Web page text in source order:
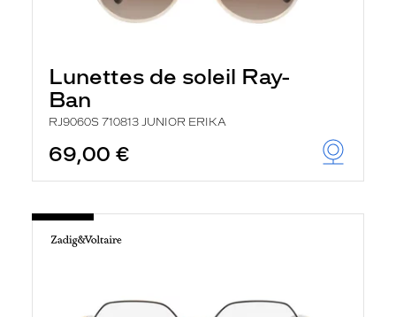
Lunettes de soleil Ray-
Ban
RJ9060S 710813 JUNIOR ERIKA
69,00 €